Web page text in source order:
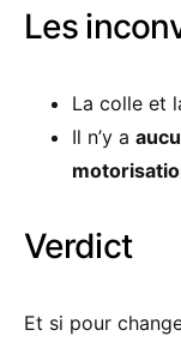
Les
La colle et
Il n’y a
Verdict
Et si pour